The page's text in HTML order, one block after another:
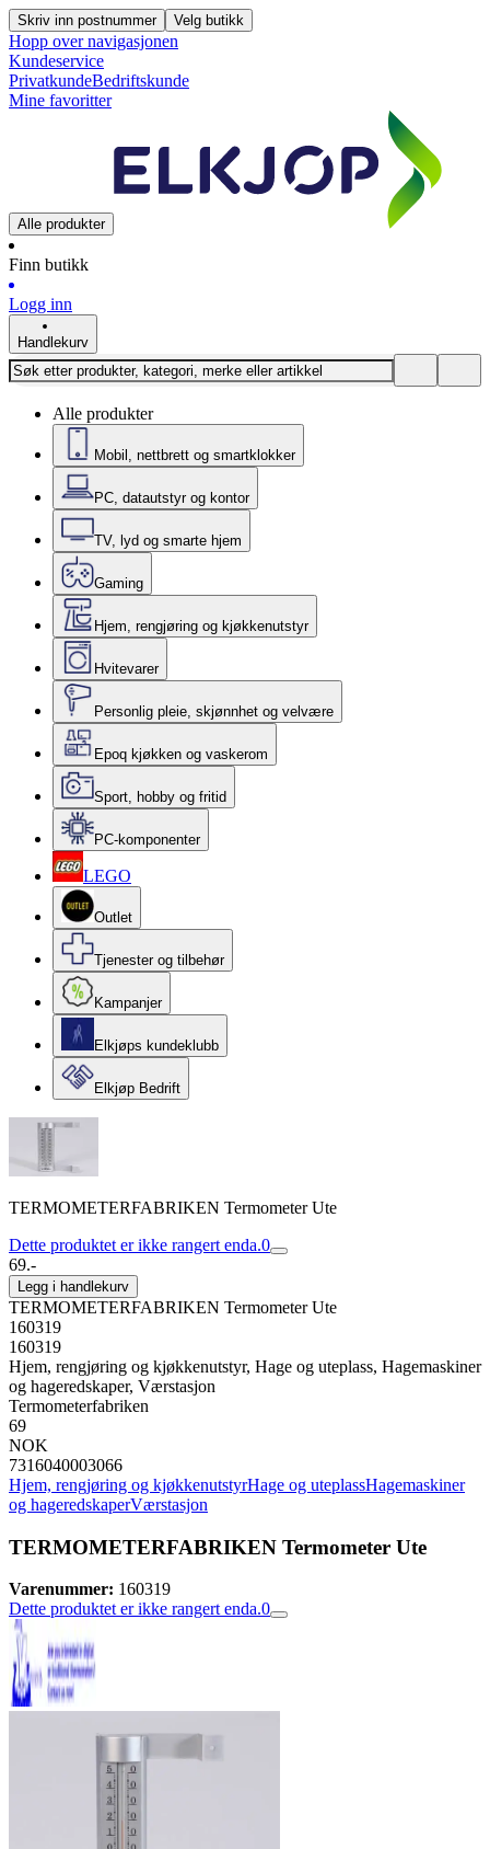
Skriv inn postnummer Velg butikk
Hopp over navigasjonen
Kundeservice
PrivatkundeBedriftskunde
Mine favoritter
Alle produkter
Finn butikk
Logg inn
Handlekurv
Alle produkter
Mobil, nettbrett og smartklokker
PC, datautstyr og kontor
TV, lyd og smarte hjem
Gaming
Hjem, rengjøring og kjøkkenutstyr
Hvitevarer
Personlig pleie, skjønnhet og velvære
Epoq kjøkken og vaskerom
Sport, hobby og fritid
PC-komponenter
LEGO
Outlet
Tjenester og tilbehør
Kampanjer
Elkjøps kundeklubb
Elkjøp Bedrift
TERMOMETERFABRIKEN Termometer Ute
Dette produktet er ikke rangert enda.0
69.-
Legg i handlekurv
TERMOMETERFABRIKEN Termometer Ute
160319
160319
Hjem, rengjøring og kjøkkenutstyr, Hage og uteplass, Hagemaskiner
og hageredskaper, Værstasjon
Termometerfabriken
69
NOK
7316040003066
Hjem, rengjøring og kjøkkenutstyrHage og uteplassHagemaskiner
og hageredskaperVærstasjon
TERMOMETERFABRIKEN Termometer Ute
Varenummer: 160319
Dette produktet er ikke rangert enda.0